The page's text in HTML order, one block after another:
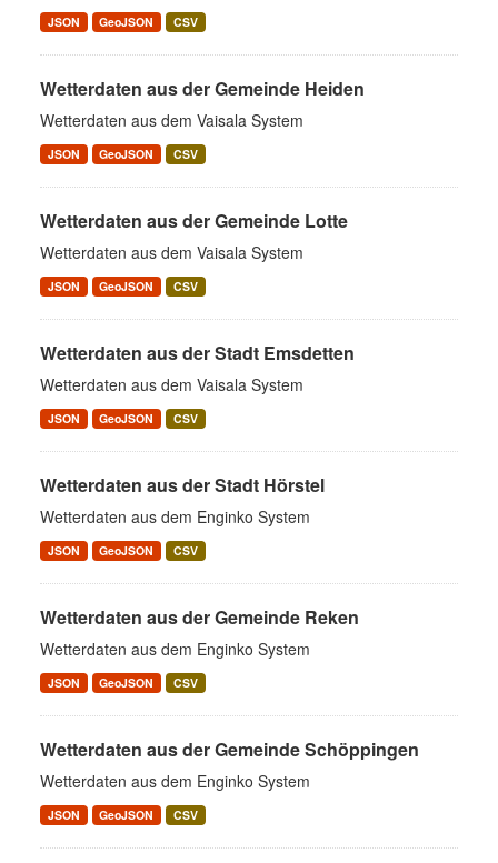
JSON GeoJSON CSV
Wetterdaten aus der Gemeinde Heiden
Wetterdaten aus dem Vaisala System
JSON GeoJSON CSV
Wetterdaten aus der Gemeinde Lotte
Wetterdaten aus dem Vaisala System
JSON GeoJSON CSV
Wetterdaten aus der Stadt Emsdetten
Wetterdaten aus dem Vaisala System
JSON GeoJSON CSV
Wetterdaten aus der Stadt Hörstel
Wetterdaten aus dem Enginko System
JSON GeoJSON CSV
Wetterdaten aus der Gemeinde Reken
Wetterdaten aus dem Enginko System
JSON GeoJSON CSV
Wetterdaten aus der Gemeinde Schöppingen
Wetterdaten aus dem Enginko System
JSON GeoJSON CSV